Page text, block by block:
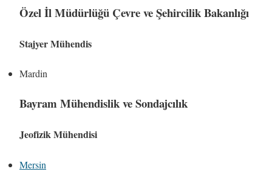
Özel İl Müdürlüğü Çevre ve Şehircilik Bakanlığı
Stajyer Mühendis
Mardin
Bayram Mühendislik ve Sondajcılık
Jeofizik Mühendisi
Mersin